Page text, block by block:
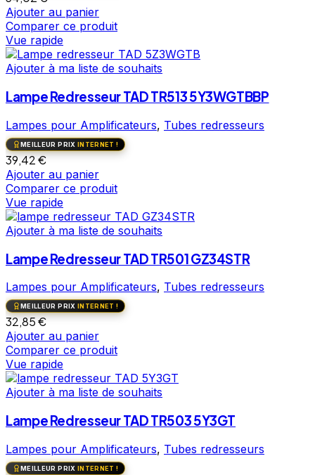
Ajouter au panier
Comparer ce produit
Vue rapide
Ajouter à ma liste de souhaits
Lampe Redresseur TAD TR513 5Y3WGTBBP
Lampes pour Amplificateurs, Tubes redresseurs
MEILLEUR PRIX INTERNET !
39,42€
Ajouter au panier
Comparer ce produit
Vue rapide
Ajouter à ma liste de souhaits
Lampe Redresseur TAD TR501 GZ34STR
Lampes pour Amplificateurs, Tubes redresseurs
MEILLEUR PRIX INTERNET !
32,85€
Ajouter au panier
Comparer ce produit
Vue rapide
Ajouter à ma liste de souhaits
Lampe Redresseur TAD TR503 5Y3GT
Lampes pour Amplificateurs, Tubes redresseurs
MEILLEUR PRIX INTERNET !